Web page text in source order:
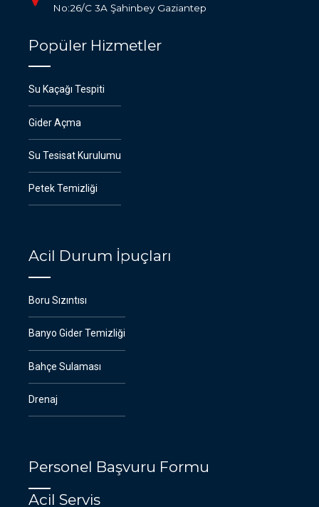
No:26/C 3A Şahinbey Gaziantep
Popüler Hizmetler
Su Kaçağı Tespiti
Gider Açma
Su Tesisat Kurulumu
Petek Temizliği
Acil Durum İpuçları
Boru Sızıntısı
Banyo Gider Temizliği
Bahçe Sulaması
Drenaj
Personel Başvuru Formu
Acil Servis